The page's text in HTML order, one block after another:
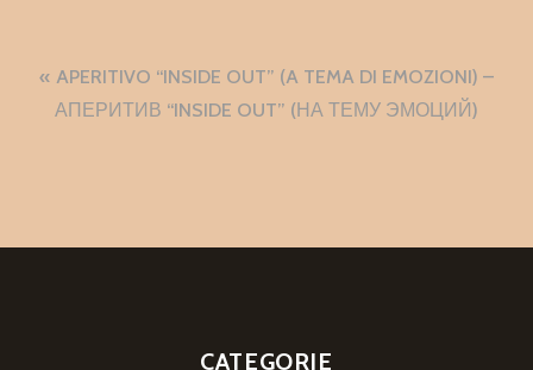
Navigazione
articoli
APERITIVO “INSIDE OUT” (A TEMA DI EMOZIONI) –
АПЕРИТИВ “INSIDE OUT” (НА ТЕМУ ЭМОЦИЙ)
CATEGORIE